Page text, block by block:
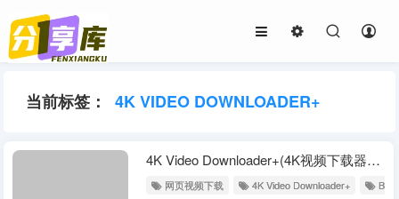
当前标签： 4K VIDEO DOWNLOADER+
4K Video Downloader+(4K视频下载器) v26.1.4.0367 多语便携版
网页视频下载 4K Video Downloader+ B站